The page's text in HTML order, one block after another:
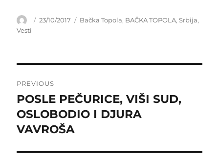
Author
Posted
23/10/2017 Categories
Bačka Topola, BAČKA TOPOLA,Srbija,
Vesti
navigation
PREVIOUS
Previous
post:
POSLE PEČURICE, VIŠI SUD,
OSLOBODIO I DJURA
VAVROŠA